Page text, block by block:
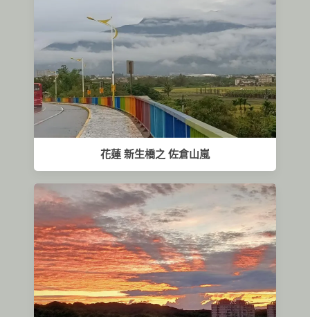
花蓮 新生橋之 佐倉山嵐